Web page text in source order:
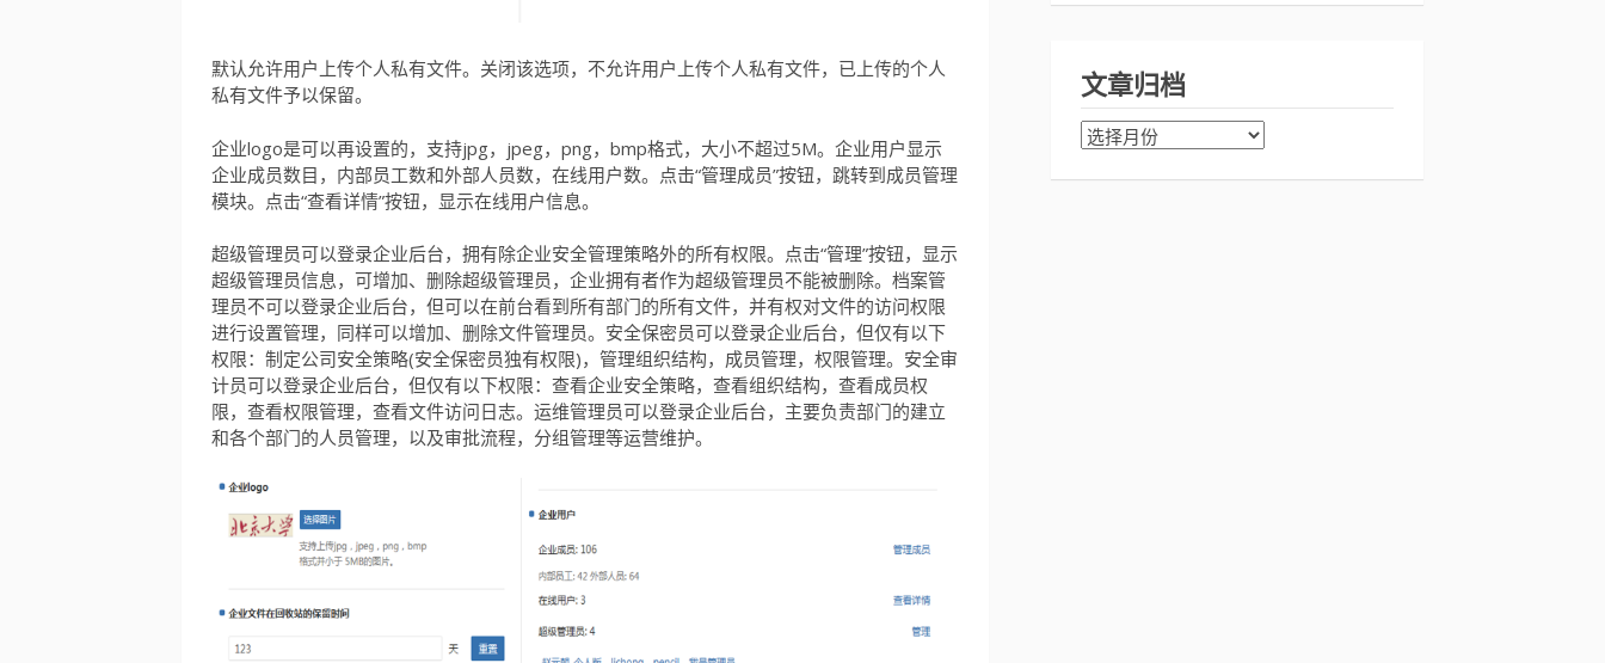
默认允许用户上传个人私有文件。关闭该选项，不允许用户上传个人私有文件，已上传的个人
私有文件予以保留。
企业logo是可以再设置的，支持jpg，jpeg，png，bmp格式，大小不超过5M。企业用户显示
企业成员数目，内部员工数和外部人员数，在线用户数。点击“管理成员”按钮，跳转到成员管理
模块。点击“查看详情”按钮，显示在线用户信息。
超级管理员可以登录企业后台，拥有除企业安全管理策略外的所有权限。点击“管理”按钮，显示
超级管理员信息，可增加、删除超级管理员，企业拥有者作为超级管理员不能被删除。档案管
理员不可以登录企业后台，但可以在前台看到所有部门的所有文件，并有权对文件的访问权限
进行设置管理，同样可以增加、删除文件管理员。安全保密员可以登录企业后台，但仅有以下
权限：制定公司安全策略(安全保密员独有权限)，管理组织结构，成员管理，权限管理。安全审
计员可以登录企业后台，但仅有以下权限：查看企业安全策略，查看组织结构，查看成员权
限，查看权限管理，查看文件访问日志。运维管理员可以登录企业后台，主要负责部门的建立
和各个部门的人员管理，以及审批流程，分组管理等运营维护。
文章归档
文
归